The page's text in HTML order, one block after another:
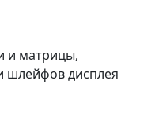
и матрицы,
шлейфов дисплея